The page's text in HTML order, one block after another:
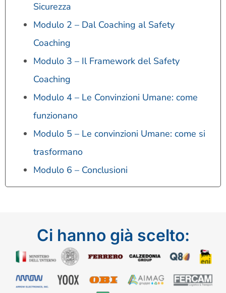
Sicurezza
Modulo 2 – Dal Coaching al Safety
Coaching
Modulo 3 – Il Framework del Safety
Coaching
Modulo 4 – Le Convinzioni Umane: come
funzionano
Modulo 5 – Le convinzioni Umane: come si
trasformano
Modulo 6 – Conclusioni
Ci hanno già scelto: